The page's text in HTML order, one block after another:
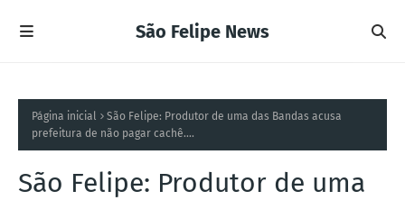
São Felipe News
Página inicial
São Felipe: Produtor de uma das Bandas acusa
prefeitura de não pagar cachê....
São Felipe: Produtor de uma